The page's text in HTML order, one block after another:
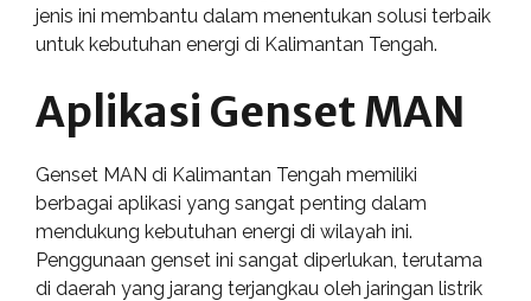
jenis ini membantu dalam menentukan solusi terbaik
untuk kebutuhan energi di Kalimantan Tengah.
Aplikasi Genset MAN
Genset MAN di Kalimantan Tengah memiliki
berbagai aplikasi yang sangat penting dalam
mendukung kebutuhan energi di wilayah ini.
Penggunaan genset ini sangat diperlukan, terutama
di daerah yang jarang terjangkau oleh jaringan listrik